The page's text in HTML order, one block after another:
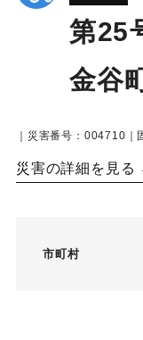
第25
金谷
｜災害番号：004710
災害の詳細を見る
市町村